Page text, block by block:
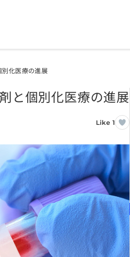
化医療の進展
と個別化医療の進展
Like 1